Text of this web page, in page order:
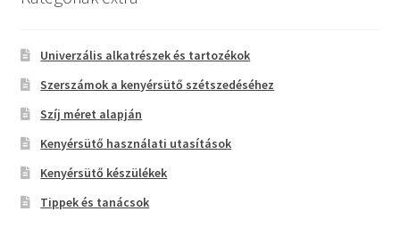
Univerzális alkatrészek és tartozékok
Szerszámok a kenyérsütő szétszedéséhez
Szíj méret alapján
Kenyérsütő használati utasítások
Kenyérsütő készülékek
Tippek és tanácsok